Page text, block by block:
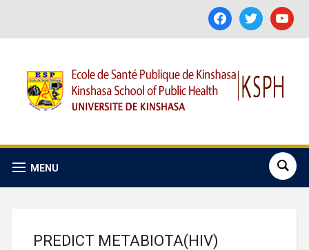
facebooktwitter youtube
MENU
PREDICT METABIOTA(HIV)